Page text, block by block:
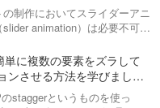
使って、簡単にスライダー
ンを実装してみましょう！
制作においてスライダーアニ
slider animation）は必要不可欠
困難を極めるので、今回紹介
のスラ…
単に複数の要素をズラして
ンさせる方法を学びましょ
第１回目） GSAP #5
staggerというものを使っ